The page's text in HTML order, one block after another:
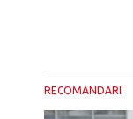
RECOMANDARI